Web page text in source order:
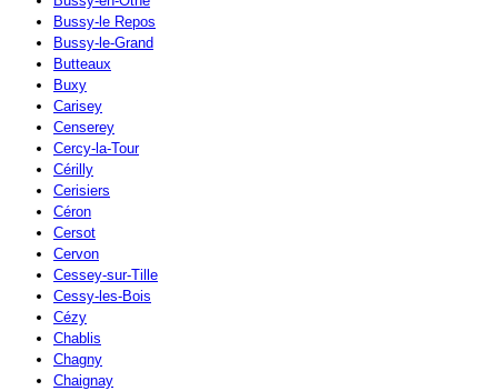
Bussy-le Repos
Bussy-le-Grand
Butteaux
Buxy
Carisey
Censerey
Cercy-la-Tour
Cérilly
Cerisiers
Céron
Cersot
Cervon
Cessey-sur-Tille
Cessy-les-Bois
Cézy
Chablis
Chagny
Chaignay